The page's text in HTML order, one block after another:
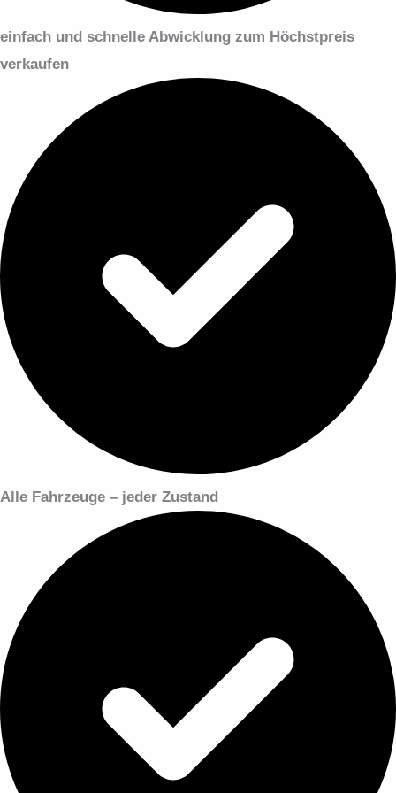
einfach und schnelle Abwicklung zum Höchstpreis
verkaufen
Alle Fahrzeuge – jeder Zustand